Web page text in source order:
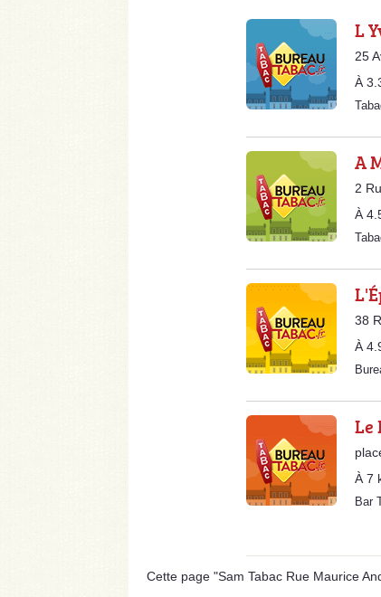
L
25
À
A
2
À
38
À
Le
À 7
Bar
Cette page "Sam Tabac Rue Maurice